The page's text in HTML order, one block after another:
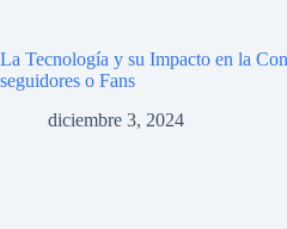
La Tecnología y su Impacto en la
seguidores o Fans
diciembre 3, 2024